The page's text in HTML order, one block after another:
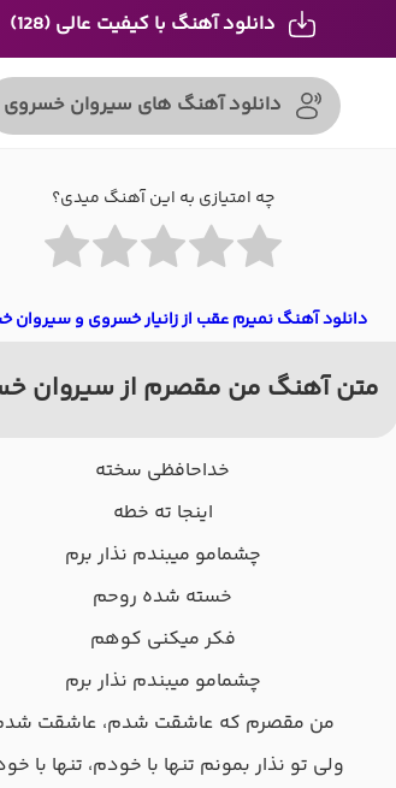
دانلود آهنگ با کیفیت عالی (128)
دانلود آهنگ های سیروان خسروی
چه امتیازی به این آهنگ میدی؟
دانلود آهنگ نمیرم عقب از زانیار خسروی و سیروان
متن آهنگ من مقصرم از سیروان
خداحافظی سخته
اینجا ته خطه
چشمامو میبندم نذار برم
خسته شده روحم
فکر میکنی کوهم
چشمامو میبندم نذار برم
من مقصرم که عاشقت شدم، عاشقت
ولی تو نذار بمونم تنها با خودم، تنها با